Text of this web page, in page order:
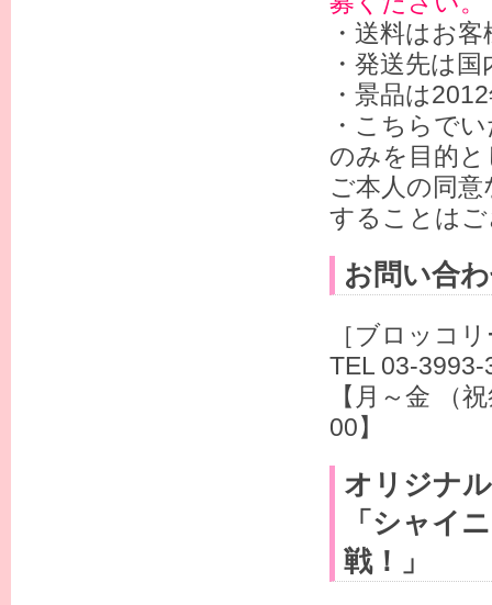
・送料はお
・発送先は
・景品は
・こちらで
のみを目的
ご本人の同
することは
お問い合
［ブロッコ
TEL 03-3993-
【月～金 （
00】
オリジナ
「シャイ
戦！」